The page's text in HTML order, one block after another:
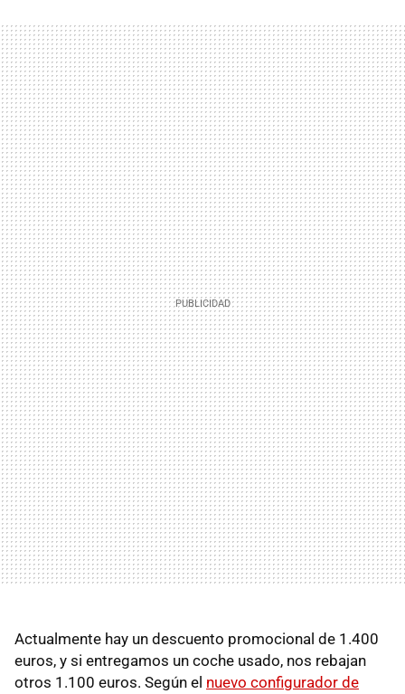
Actualmente hay un descuento promocional de 1.400
euros, y si entregamos un coche usado, nos rebajan
otros 1.100 euros. Según el nuevo configurador de